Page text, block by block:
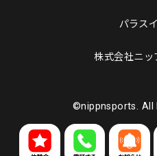
パラス
株式会社ニッ
©nippnsports. All